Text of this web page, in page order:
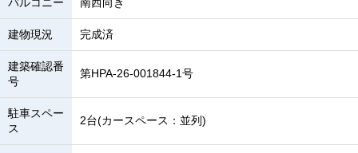
建物現況 完成済
建築確認番
号
第HPA-26-001844-1号
駐車スペー
ス
2台(カースペース：並列)